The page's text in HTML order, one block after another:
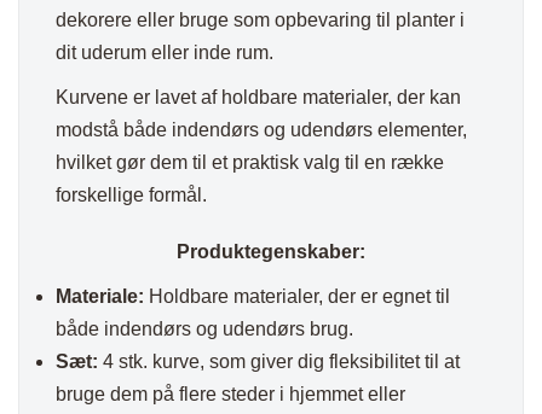
dekorere eller bruge som opbevaring til planter i
dit uderum eller inde rum.
Kurvene er lavet af holdbare materialer, der kan
modstå både indendørs og udendørs elementer,
hvilket gør dem til et praktisk valg til en række
forskellige formål.
Produktegenskaber:
Materiale: Holdbare materialer, der er egnet til
både indendørs og udendørs brug.
Sæt: 4 stk. kurve, som giver dig fleksibilitet til at
bruge dem på flere steder i hjemmet eller